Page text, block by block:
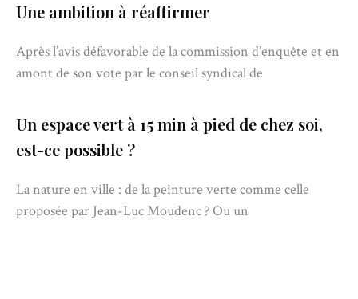
Une ambition à réaffirmer
Après l’avis défavorable de la commission d’enquête et en
amont de son vote par le conseil syndical de
Un espace vert à 15 min à pied de chez soi,
est-ce possible ?
La nature en ville : de la peinture verte comme celle
proposée par Jean-Luc Moudenc ? Ou un